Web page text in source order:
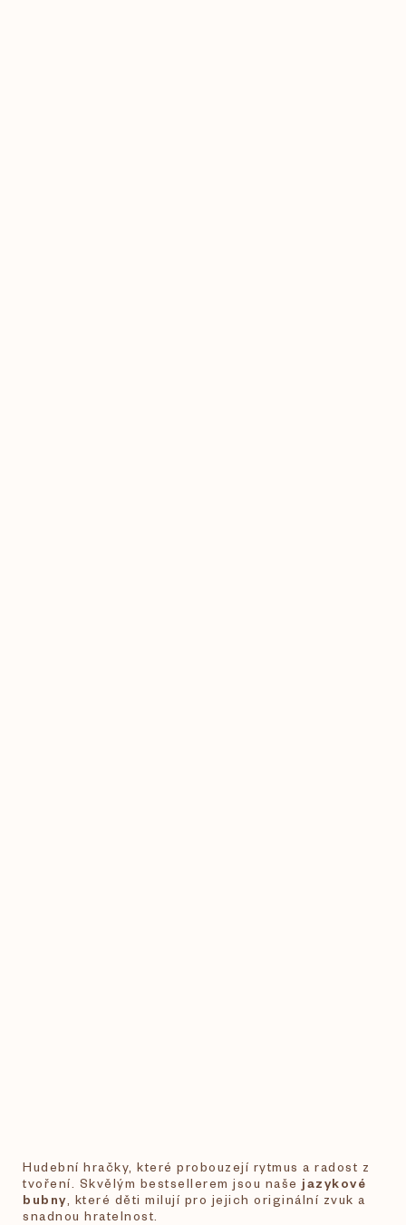
Hudební hračky, které probouzejí rytmus a radost z
tvoření. Skvělým bestsellerem jsou naše jazykové
bubny , které děti milují pro jejich originální zvuk a
snadnou hratelnost.